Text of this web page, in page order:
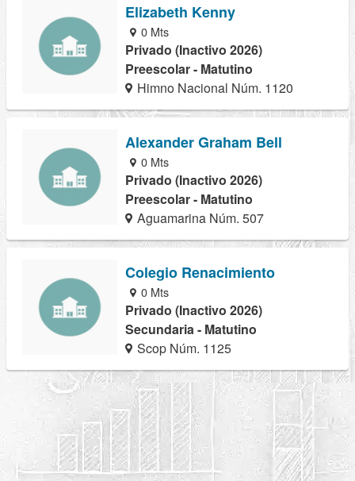
Elizabeth Kenny
0 Mts
Privado (Inactivo 2026)
Preescolar - Matutino
Himno Nacional Núm. 1120
Alexander Graham Bell
0 Mts
Privado (Inactivo 2026)
Preescolar - Matutino
Aguamarina Núm. 507
Colegio Renacimiento
0 Mts
Privado (Inactivo 2026)
Secundaria - Matutino
Scop Núm. 1125